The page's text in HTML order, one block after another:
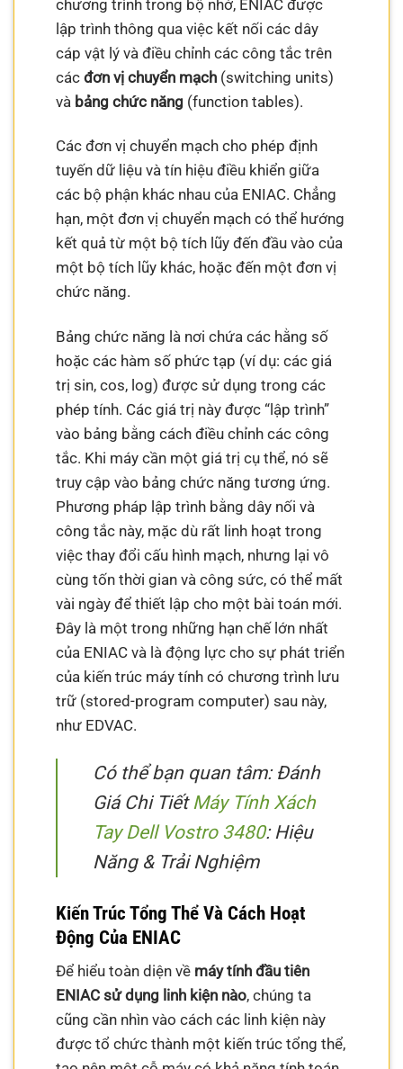
chương trình trong bộ nhớ, ENIAC được
lập trình thông qua việc kết nối các dây
cáp vật lý và điều chỉnh các công tắc trên
cácđơn vị chuyển mạch (switching units)
và bảng chức năng (function tables).
Các đơn vị chuyển mạch cho phép định
tuyến dữ liệu và tín hiệu điều khiển giữa
các bộ phận khác nhau của ENIAC. Chẳng
hạn, một đơn vị chuyển mạch có thể hướng
kết quả từ một bộ tích lũy đến đầu vào của
một bộ tích lũy khác, hoặc đến một đơn vị
chức năng.
Bảng chức năng là nơi chứa các hằng số
hoặc các hàm số phức tạp (ví dụ: các giá
trị sin, cos, log) được sử dụng trong các
phép tính. Các giá trị này được “lập trình”
vào bảng bằng cách điều chỉnh các công
tắc. Khi máy cần một giá trị cụ thể, nó sẽ
truy cập vào bảng chức năng tương ứng.
Phương pháp lập trình bằng dây nối và
công tắc này, mặc dù rất linh hoạt trong
việc thay đổi cấu hình mạch, nhưng lại vô
cùng tốn thời gian và công sức, có thể mất
vài ngày để thiết lập cho một bài toán mới.
Đây là một trong những hạn chế lớn nhất
của ENIAC và là động lực cho sự phát triển
của kiến trúc máy tính có chương trình lưu
trữ (stored-program computer) sau này,
như EDVAC.
Có thể bạn quan tâm: Đánh
Giá Chi Tiết Máy Tính Xách
Tay Dell Vostro 3480: Hiệu
Năng & Trải Nghiệm
Kiến Trúc Tổng Thể Và Cách Hoạt
Động Của ENIAC
Để hiểu toàn diện về máy tính đầu tiên
ENIAC sử dụng linh kiện nào, chúng ta
cũng cần nhìn vào cách các linh kiện này
được tổ chức thành một kiến trúc tổng thể,